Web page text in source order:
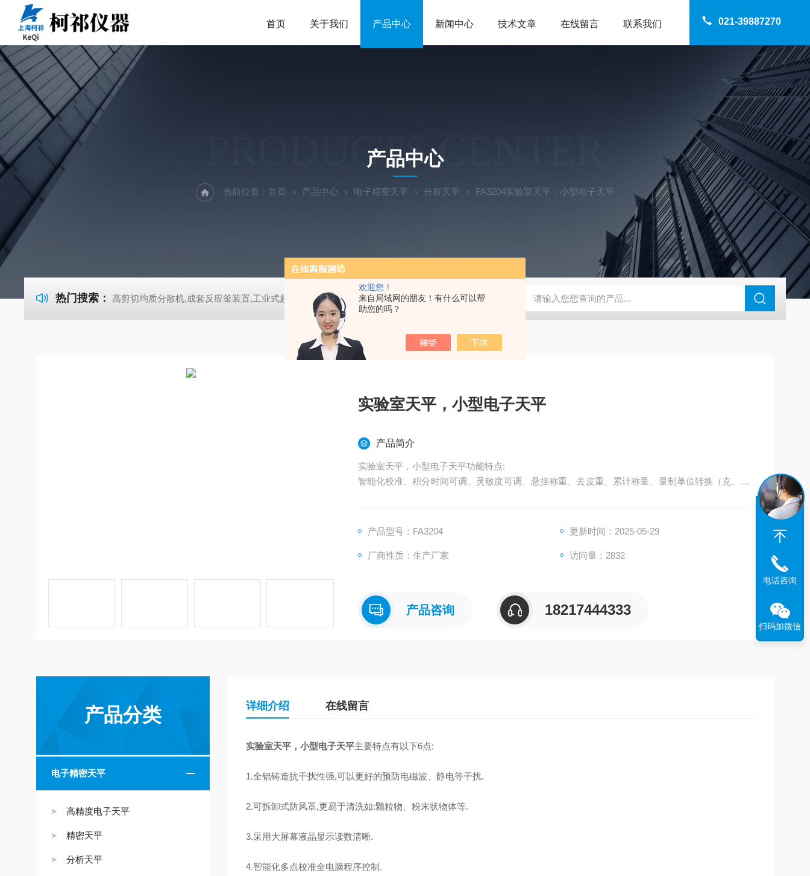
欢迎您！
来自局域网的朋友！有什么可以帮
助您的吗？
021-39887270
首页 关于我们 产品中心 新闻中心 技术文章 在线留言 联系我们
PRODUCTS CENTER
产品中心
当前位置： 首页 产品中心 电子精密天平 分析天平 FA3204实验室天平，小型电子天平
热门搜索： 高剪切均质分散机,成套反应釜装置,工业式超声波清洗机-722紫外可见分光光度计 高剪切均质分散机,成套反应釜装置,工业式超声波清洗机-722紫外可见分光光度计 高剪切均质分散机,成套反应釜装置,工业式超声波清洗机-722紫外可见分光光度计 高剪切均质分散机,成套反应釜装置,工业式超声波清洗机-722紫外可见分光光度计 高剪切均质分散机,成套反应釜装置,工业式超声波清洗机-722紫外可见分光光度计 高剪切均质分散机,成套反应釜装置,工业式超声波清洗机-722紫外可见分光光度计 高剪切均质分散机,成套反应釜装置,工业式超声波清洗机-722紫外可见分光光度计 高剪切均质分散机,成套反应釜装置,工业式超声波清洗机-722紫外可见分光光度计 高剪切均质分散机,成套反应釜装置,工业式超声波清洗机-722紫外可见分光光度计 高剪切均质分散机,成套反应釜装置,工业式超声波清洗机-722紫外可见分光光度计 高剪切均质分散机,成套反应釜装置,工业式超声波清洗机-722紫外可见分光光度计 高剪切均质分散机,成套反应釜装置,工业式超声波清洗机-722紫外可见分光光度计 高剪切均质分散机,成套反应釜装置,工业式超声波清洗机-722紫外可见分光光度计 高剪切均质分散机,成套反应釜装置,工业式超声波清洗机-722紫外可见分光光度计 高剪切均质分散机,成套反应釜装置,工业式超声波清洗机-722紫外可见分光光度计 高剪切均质分散机,成套反应釜装置,工业式超声波清洗机-722紫外可见分光光度计
实验室天平，小型电子天平
产品简介
实验室天平，小型电子天平功能特点:
智能化校准、积分时间可调、灵敏度可调、悬挂称重、去皮重、累计称量、量制单位转换（克、克
产品型号：FA3204
更新时间：2025-05-29
厂商性质：生产厂家 访问量：2832
产品咨询 18217444333
产品分类
电子精密天平
高精度电子天平
精密天平
分析天平
详细介绍 在线留言
实验室天平，小型电子天平主要特点有以下6点:
1.全铝铸造抗干扰性强,可以更好的预防电磁波、静电等干扰.
2.可拆卸式防风罩,更易于清洗如:颗粒物、粉末状物体等.
3.采用大屏幕液晶显示读数清晰.
4.智能化多点校准全电脑程序控制.
电话咨询
扫码加微信